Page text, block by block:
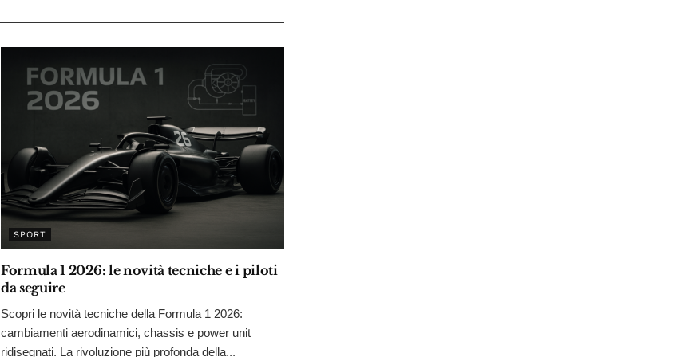
SPORT
Formula 1 2026: le novità tecniche e i piloti
da seguire
Scopri le novità tecniche della Formula 1 2026:
cambiamenti aerodinamici, chassis e power unit
ridisegnati. La rivoluzione più profonda della...